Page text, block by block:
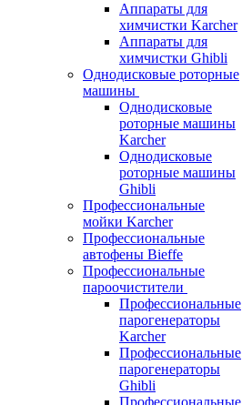
Аппараты для
химчистки Karcher
Аппараты для
химчистки Ghibli
Однодисковые роторные
машины
Однодисковые
роторные машины
Karcher
Однодисковые
роторные машины
Ghibli
Профессиональные
мойки Karcher
Профессиональные
автофены Bieffe
Профессиональные
пароочистители
Профессиональные
парогенераторы
Karcher
Профессиональные
парогенераторы
Ghibli
Профессиональные